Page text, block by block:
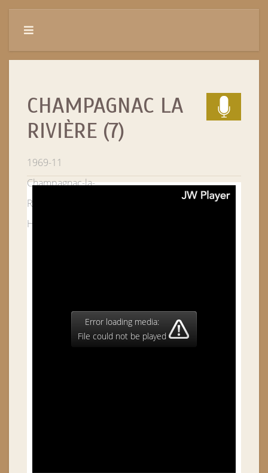
CHAMPAGNAC LA
RIVIÈRE (7)
1969-11
Champagnac-la-
Rivière
occitan,limousin,patois,occitan limousin
Haute-Vienne (87)
Error loading media:
File could not be played